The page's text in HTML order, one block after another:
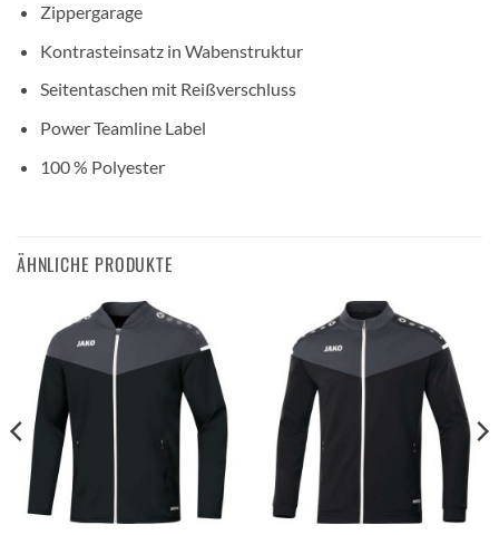
Zippergarage
Kontrasteinsatz in Wabenstruktur
Seitentaschen mit Reißverschluss
Power Teamline Label
100 % Polyester
ÄHNLICHE PRODUKTE